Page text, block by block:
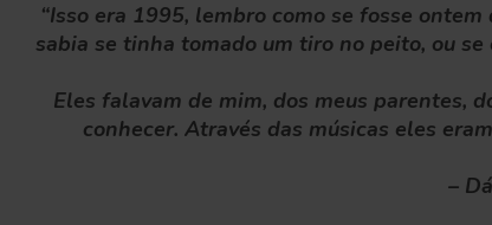
“Isso era 1995, lembro como se fosse
sabia se tinha tomado um tiro no peito, ou
Eles falavam de mim, dos meus parentes,
conhecer. Através das músicas eles
–